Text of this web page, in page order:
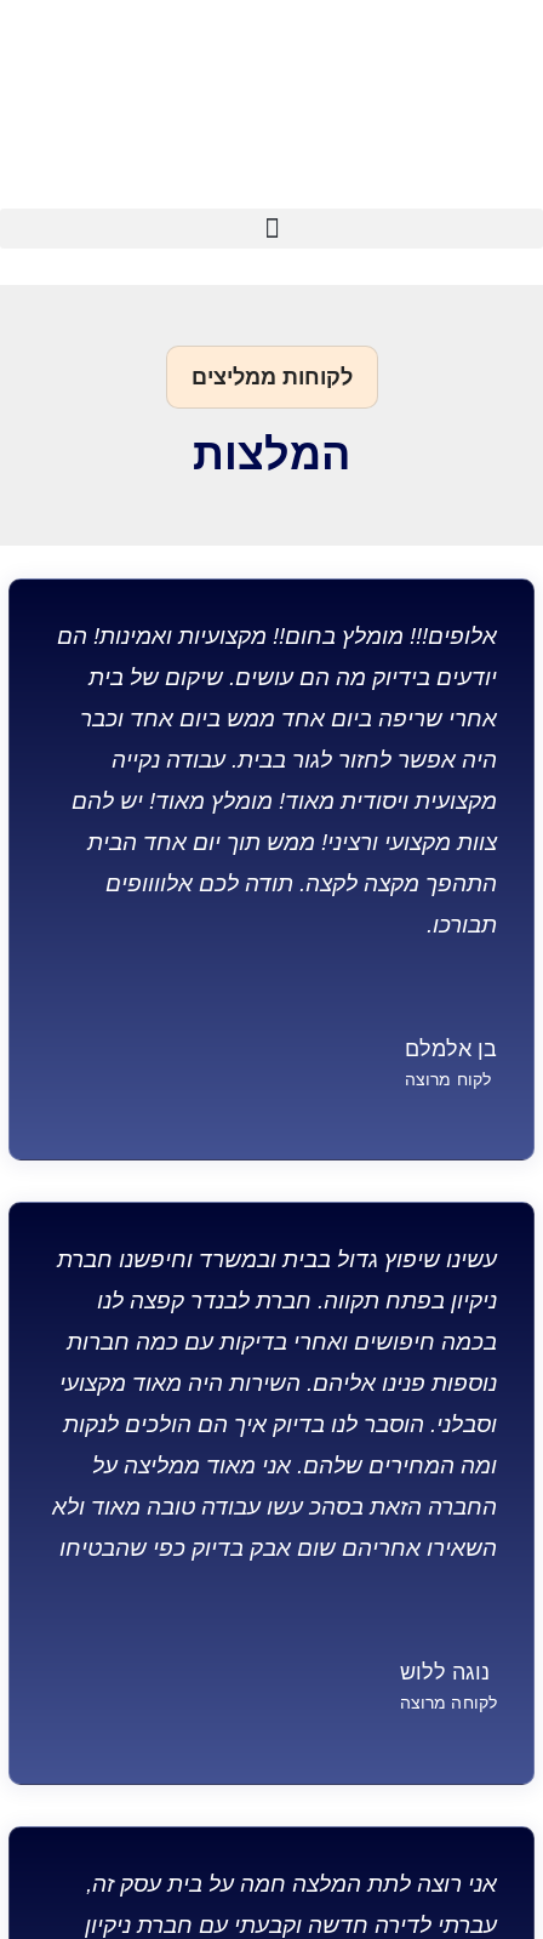
לקוחות ממליצים
המלצות
אלופים!!! מומלץ בחום!! מקצועיות ואמינות! הם
יודעים בידיוק מה הם עושים. שיקום של בית
אחרי שריפה ביום אחד ממש ביום אחד וכבר
היה אפשר לחזור לגור בבית. עבודה נקייה
מקצועית ויסודית מאוד! מומלץ מאוד! יש להם
צוות מקצועי ורציני! ממש תוך יום אחד הבית
התהפך מקצה לקצה. תודה לכם אלוווופים
תבורכו.
בן אלמלם
לקוח מרוצה
עשינו שיפוץ גדול בבית ובמשרד וחיפשנו חברת
ניקיון בפתח תקווה. חברת לבנדר קפצה לנו
בכמה חיפושים ואחרי בדיקות עם כמה חברות
נוספות פנינו אליהם. השירות היה מאוד מקצועי
וסבלני. הוסבר לנו בדיוק איך הם הולכים לנקות
ומה המחירים שלהם. אני מאוד ממליצה על
החברה הזאת בסהכ עשו עבודה טובה מאוד ולא
השאירו אחריהם שום אבק בדיוק כפי שהבטיחו
נוגה ללוש
לקוחה מרוצה
אני רוצה לתת המלצה חמה על בית עסק זה,
עברתי לדירה חדשה וקבעתי עם חברת ניקיון